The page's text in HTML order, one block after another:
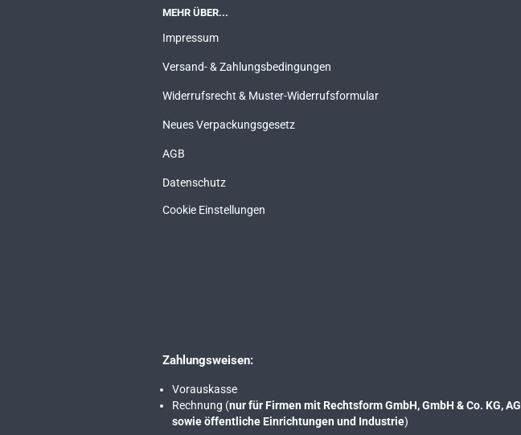
MEHR ÜBER...
Impressum
Versand- & Zahlungsbedingungen
Widerrufsrecht & Muster-Widerrufsformular
Neues Verpackungsgesetz
AGB
Datenschutz
Cookie Einstellungen
Zahlungsweisen:
Vorauskasse
Rechnung (nur für Firmen mit Rechtsform GmbH, GmbH & Co. KG, AG
sowie öffentliche Einrichtungen und Industrie)